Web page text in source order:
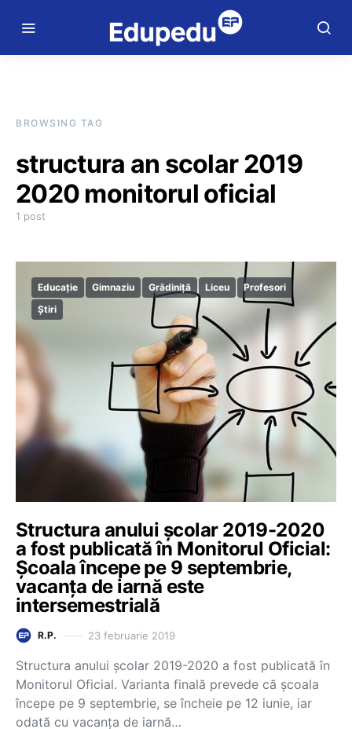
BROWSING TAG
structura an scolar 2019
2020 monitorul oficial
1 post
Educație Gimnaziu Grădiniță Liceu
Profesori
Știri
Structura anului școlar 2019-2020
a fost publicată în Monitorul Oficial:
Școala începe pe 9 septembrie,
vacanța de iarnă este
intersemestrială
R.P. 23 februarie 2019
Structura anului școlar 2019-2020 a fost publicată în
Monitorul Oficial. Varianta finală prevede că școala
începe pe 9 septembrie, se încheie pe 12 iunie, iar
odată cu vacanța de iarnă…